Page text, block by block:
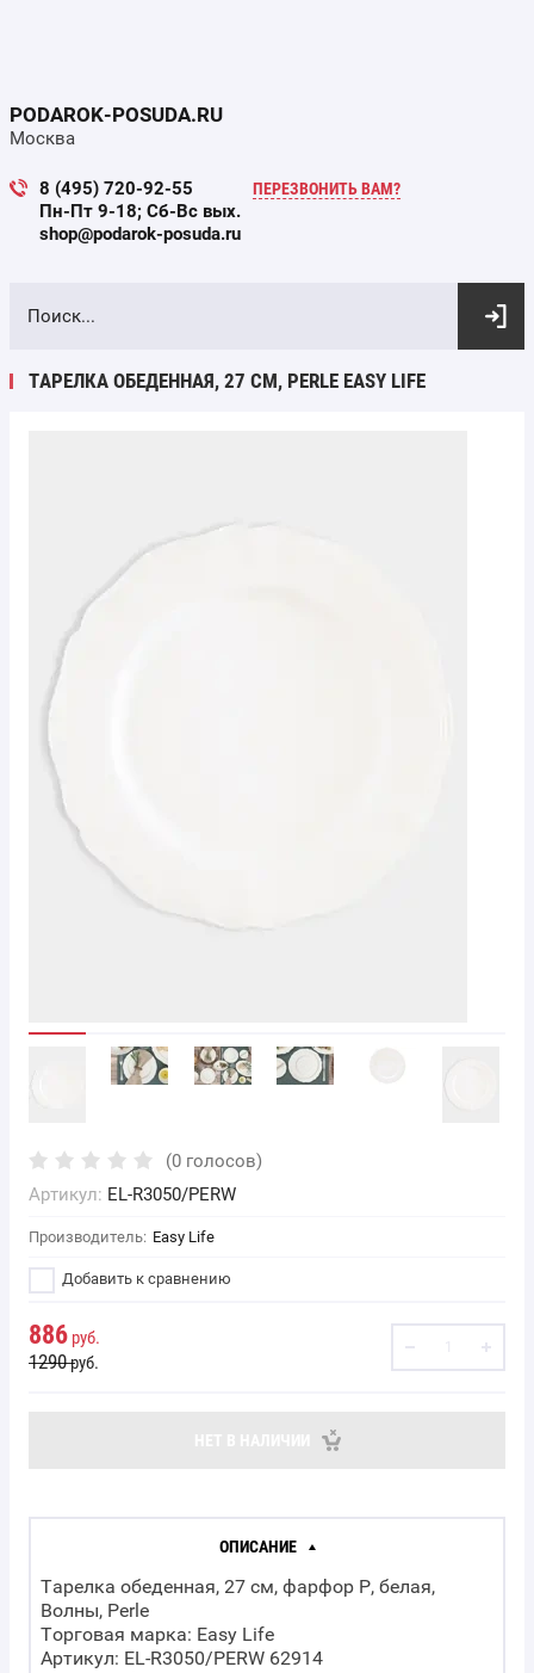
PODAROK-POSUDA.RU
Москва
8 (495) 720-92-55
Пн-Пт 9-18; Сб-Вс вых.
shop@podarok-posuda.ru
ПЕРЕЗВОНИТЬ ВАМ?
ВЫБОР ПО ПАРАМЕТРАМ
ТАРЕЛКА ОБЕДЕННАЯ, 27 СМ, PERLE EASY LIFE
(0 голосов)
Артикул: EL-R3050/PERW
Производитель: Easy Life
Добавить к сравнению
886 руб.
1290руб.
ОПИСАНИЕ
Тарелка обеденная, 27 см, фарфор P, белая,
Волны, Perle
Торговая марка: Easy Life
Артикул: EL-R3050/PERW 62914